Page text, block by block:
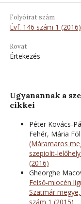
Folyóirat szám
Évf. 146 szám 1 (2016)
Rovat
Értekezés
Ugyanannak a
cikkei
Péter Kovács-
Fehér, Mária
(Máramaros
szepiolit-lelőhely
(2016)
Gheorghe
Felső-miocén
Szatmár
szám 1 (2015)